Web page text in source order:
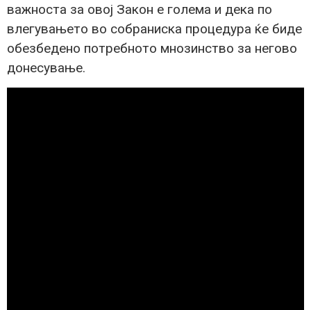
важноста за овој Закон е голема и дека по
влегувањето во собраниска процедура ќе биде
обезбедено потребното мнозинство за негово
донесување.